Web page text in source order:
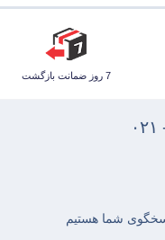
7 روز ضمانت بازگشت